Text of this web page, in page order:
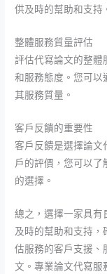
供及時的幫助和支持
整體服務質量評估
評估代寫論文的整體
和服務態度。您可以
其服務質量。
客戶反饋的重要性
客戶反饋是選擇論文
戶的評價，您可以
的選擇。
總之，選擇一家具有
及時的幫助和支持，
估服務的客戶支援、
文。專業論文代寫服